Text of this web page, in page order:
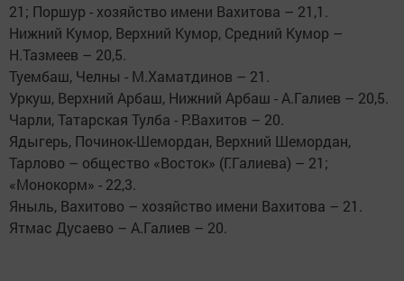
21; Поршур - хозяйство имени Вахитова – 21,1.
Нижний Кумор, Верхний Кумор, Средний Кумор –
Н.Тазмеев – 20,5.
Туембаш, Челны - М.Хаматдинов – 21.
Уркуш, Верхний Арбаш, Нижний Арбаш - А.Галиев – 20,5.
Чарли, Татарская Тулба - Р.Вахитов – 20.
Ядыгерь, Починок-Шемордан, Верхний Шемордан,
Тарлово – общество «Восток» (Г.Галиева) – 21;
«Монокорм» - 22,3.
Яныль, Вахитово – хозяйство имени Вахитова – 21.
Ятмас Дусаево – А.Галиев – 20.